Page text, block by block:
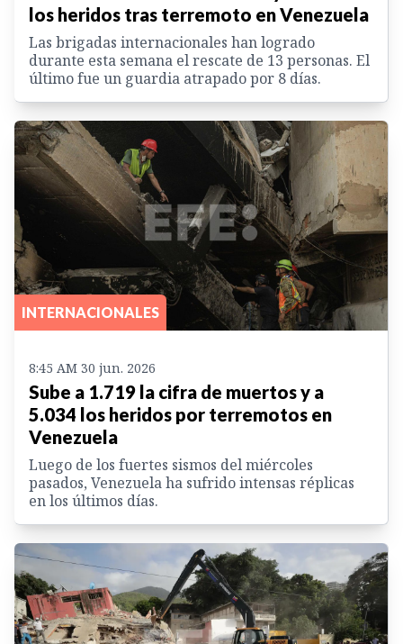
los heridos tras terremoto en Venezuela
Las brigadas internacionales han logrado
durante esta semana el rescate de 13 personas. El
último fue un guardia atrapado por 8 días.
INTERNACIONALES
8:45 AM 30 jun. 2026
Sube a 1.719 la cifra de muertos y a
5.034 los heridos por terremotos en
Venezuela
Luego de los fuertes sismos del miércoles
pasados, Venezuela ha sufrido intensas réplicas
en los últimos días.